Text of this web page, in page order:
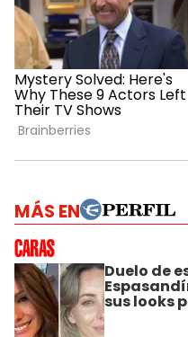
MÁS EN
Duelo de
sus looks